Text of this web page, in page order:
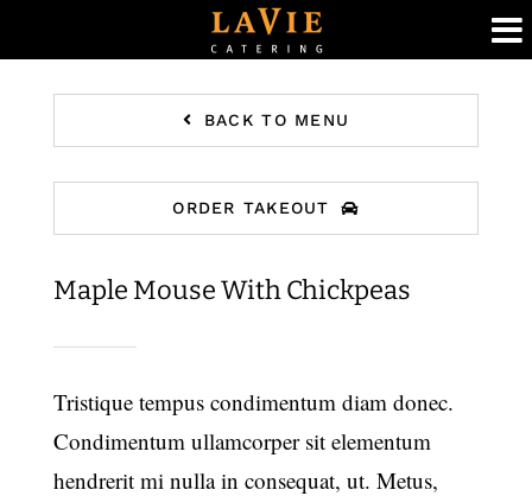
inhoud
BACK TO MENU
ORDER TAKEOUT
Maple Mouse With Chickpeas
Tristique tempus condimentum diam donec.
Condimentum ullamcorper sit elementum
hendrerit mi nulla in consequat, ut. Metus,